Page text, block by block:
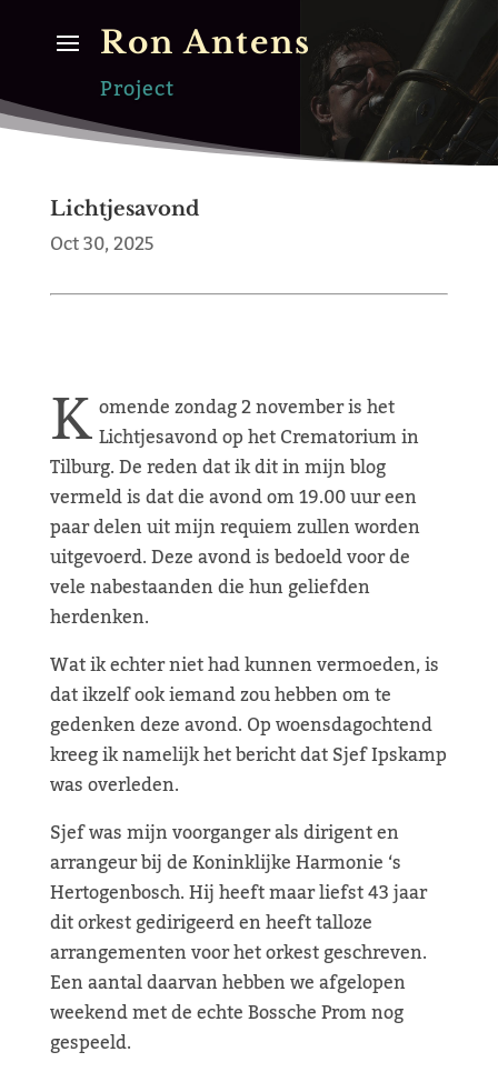
Ron Antens
Project
Lichtjesavond
Oct 30, 2025
K omende zondag 2 november is het
Lichtjesavond op het Crematorium in
Tilburg. De reden dat ik dit in mijn blog
vermeld is dat die avond om 19.00 uur een
paar delen uit mijn requiem zullen worden
uitgevoerd. Deze avond is bedoeld voor de
vele nabestaanden die hun geliefden
herdenken.
Wat ik echter niet had kunnen vermoeden, is
dat ikzelf ook iemand zou hebben om te
gedenken deze avond. Op woensdagochtend
kreeg ik namelijk het bericht dat Sjef Ipskamp
was overleden.
Sjef was mijn voorganger als dirigent en
arrangeur bij de Koninklijke Harmonie ‘s
Hertogenbosch. Hij heeft maar liefst 43 jaar
dit orkest gedirigeerd en heeft talloze
arrangementen voor het orkest geschreven.
Een aantal daarvan hebben we afgelopen
weekend met de echte Bossche Prom nog
gespeeld.